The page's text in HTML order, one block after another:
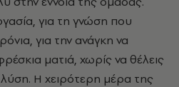
για τη γνώση που
για την ανάγκη να
ματιά, χωρίς να θέλεις
Η χειρότερη μέρα της